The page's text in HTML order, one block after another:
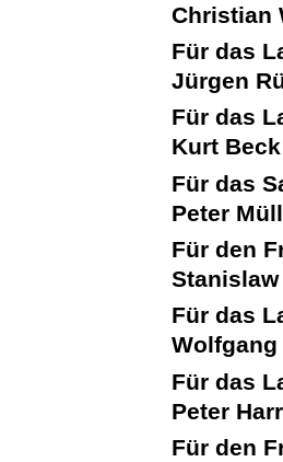
Christian
Für das
Jürgen
Für das
Kurt Beck
Für das
Peter
Für den
Für das
Für das
Peter
Für den